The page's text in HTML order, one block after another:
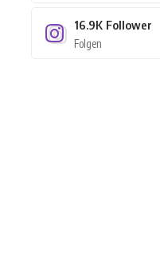
16.9K Follower
Folgen